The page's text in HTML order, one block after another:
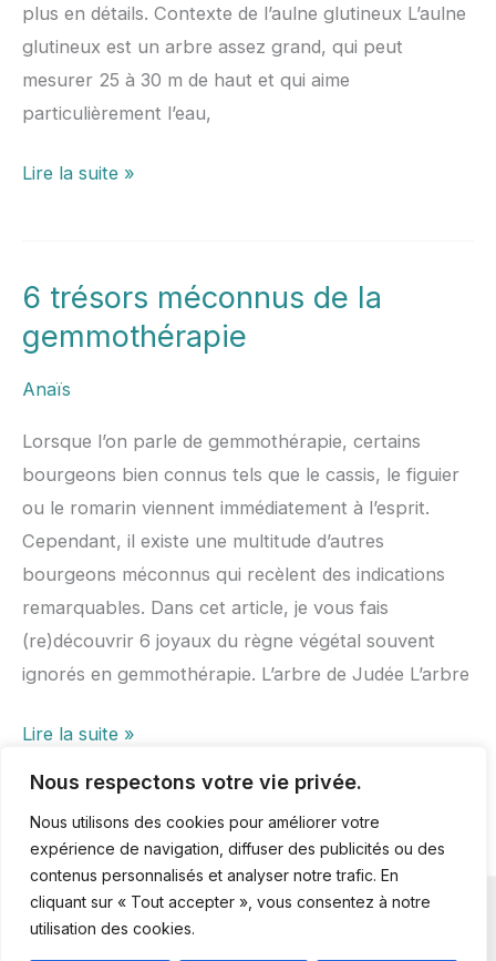
Nous respectons votre vie privée.
Nous utilisons des cookies pour améliorer votre
expérience de navigation, diffuser des publicités ou des
contenus personnalisés et analyser notre trafic. En
cliquant sur « Tout accepter », vous consentez à notre
utilisation des cookies.
plus en détails. Contexte de l’aulne glutineux L’aulne
glutineux est un arbre assez grand, qui peut
mesurer 25 à 30 m de haut et qui aime
particulièrement l’eau,
Lire la suite »
6 trésors méconnus de la
gemmothérapie
Anaïs
Lorsque l’on parle de gemmothérapie, certains
bourgeons bien connus tels que le cassis, le figuier
ou le romarin viennent immédiatement à l’esprit.
Cependant, il existe une multitude d’autres
bourgeons méconnus qui recèlent des indications
remarquables. Dans cet article, je vous fais
(re)découvrir 6 joyaux du règne végétal souvent
ignorés en gemmothérapie. L’arbre de Judée L’arbre
6
trésors
méconnus
de
Lire la suite »
Copyright © 2026 Quintessence Formation gemmothérapie | Toute